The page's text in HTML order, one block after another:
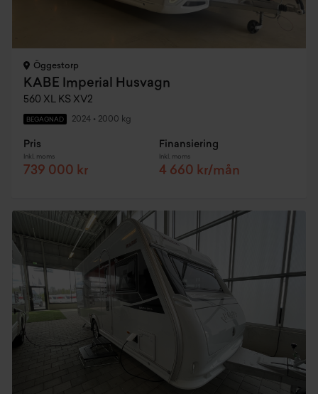
Öggestorp
KABE Imperial Husvagn
560 XL KS XV2
BEGAGNAD 2024 • 2000 kg
Pris
Inkl. moms
739 000 kr
Finansiering
Inkl. moms
4 660 kr/mån